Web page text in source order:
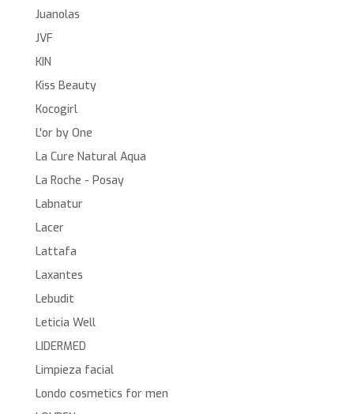
Juanolas
JVF
KIN
Kiss Beauty
Kocogirl
L'or by One
La Cure Natural Aqua
La Roche - Posay
Labnatur
Lacer
Lattafa
Laxantes
Lebudit
Leticia Well
LIDERMED
Limpieza facial
Londo cosmetics for men